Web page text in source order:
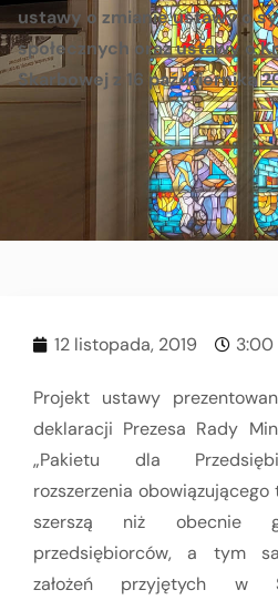
ustawy o zmianie ustawy o
społecznych oraz ustawy o
Skarbowej z 16 października
12 listopada, 2019 3:00
Projekt ustawy
deklaracji Prezesa Rady
„Pakietu dla
rozszerzenia obowiązującego
szerszą niż obecnie
przedsiębiorców, a tym
założeń przyjętych w